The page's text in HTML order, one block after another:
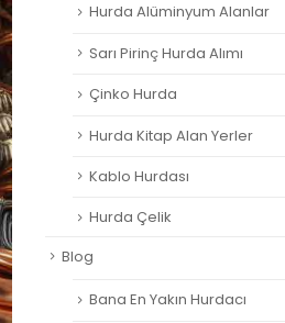
Hurda Alüminyum Alanlar
Sarı Pirinç Hurda Alımı
Çinko Hurda
Hurda Kitap Alan Yerler
Kablo Hurdası
Hurda Çelik
Blog
Bana En Yakın Hurdacı